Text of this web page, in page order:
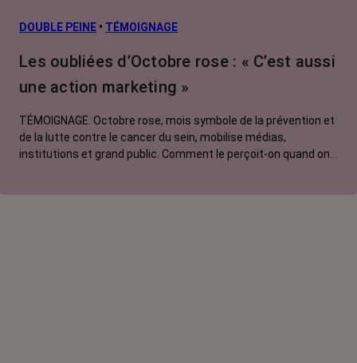
L’après cancer
Traitements
contre le cancer
DOUBLE PEINE • TÉMOIGNAGE
Les oubliées d’Octobre rose : « C’est aussi
une action marketing »
TÉMOIGNAGE. Octobre rose, mois symbole de la prévention et
de la lutte contre le cancer du sein, mobilise médias,
institutions et grand public. Comment le perçoit-on quand on